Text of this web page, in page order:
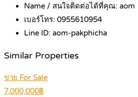
Name / สนใจติดต่อได้ที่คุณ: aom
เบอร์โทร: 0955610954
Line ID: aom-pakphicha
Similar Properties
ขาย For Sale
7,000,000฿